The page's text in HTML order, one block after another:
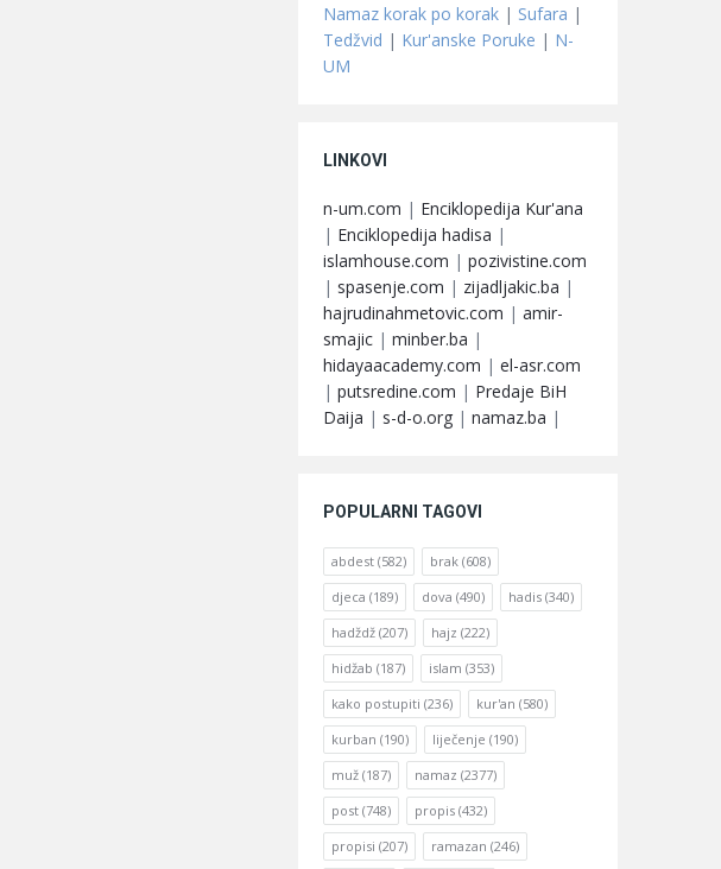
Namaz korak po korak | Sufara |
Tedžvid | Kur'anske Poruke | N-
UM
LINKOVI
n-um.com | Enciklopedija Kur'ana
| Enciklopedija hadisa |
islamhouse.com | pozivistine.com
| spasenje.com | zijadljakic.ba |
hajrudinahmetovic.com | amir-
smajic | minber.ba |
hidayaacademy.com | el-asr.com
| putsredine.com | Predaje BiH
Daija | s-d-o.org | namaz.ba |
POPULARNI TAGOVI
abdest (582) brak (608)
djeca (189) dova (490) hadis (340)
hadždž (207) hajz (222)
hidžab (187) islam (353)
kako postupiti (236) kur'an (580)
kurban (190) liječenje (190)
muž (187) namaz (2377)
post (748) propis (432)
propisi (207) ramazan (246)